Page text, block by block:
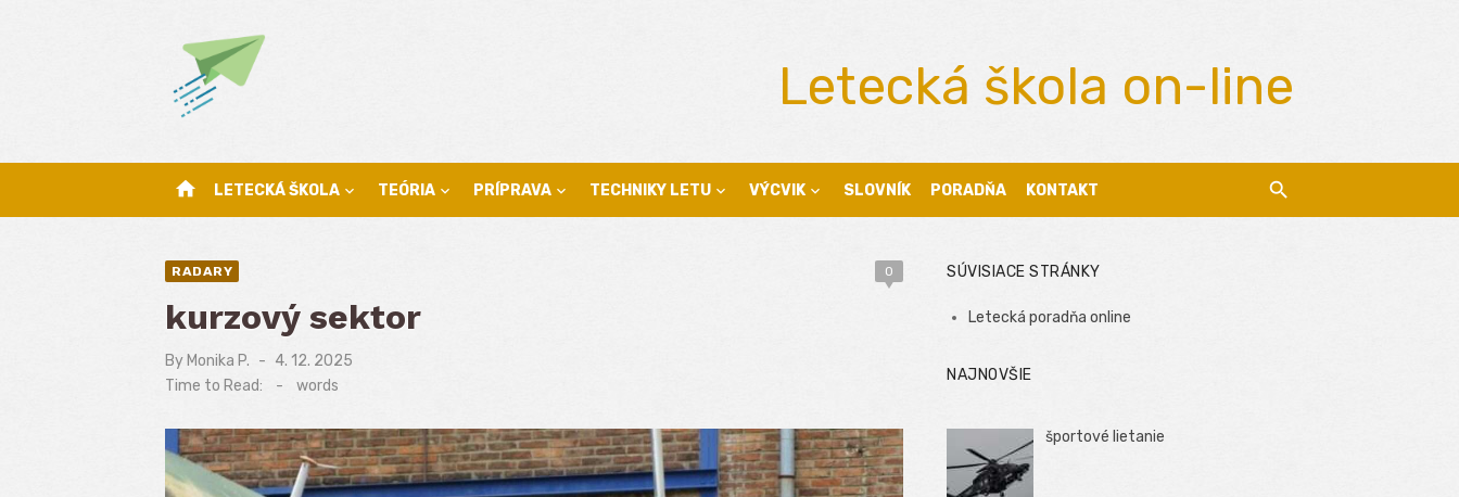
Letecká škola on-line
home LETECKÁ ŠKOLA TEÓRIA PRÍPRAVA TECHNIKY LETU VÝCVIK SLOVNÍK PORADŇA KONTAKT
RADARY 0
kurzový sektor
By Monika P.
Posted
4. 12. 2025
Time to Read:
- words
SÚVISIACE STRÁNKY
Letecká poradňa online
NAJNOVŠIE
športové lietanie